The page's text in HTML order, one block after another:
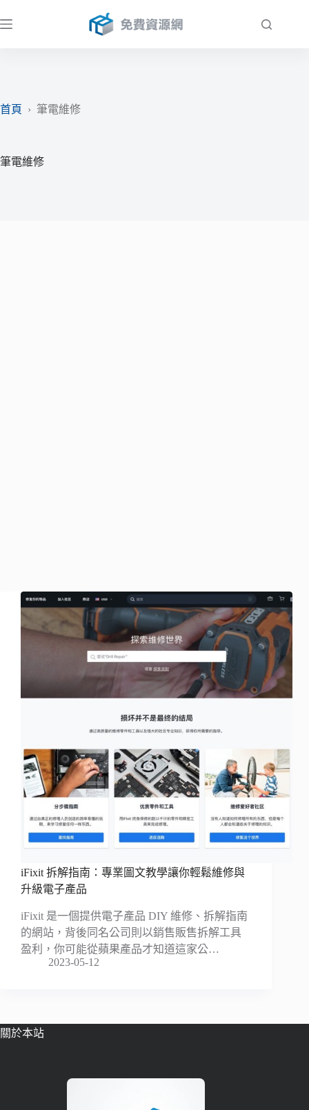
至
首頁
› 筆電維修
筆電維修
iFixit 拆解指南：專業圖文教學讓你輕鬆維修與
升級電子產品
iFixit 是一個提供電子產品 DIY 維修、拆解指南
的網站，背後同名公司則以銷售販售拆解工具
盈利，你可能從蘋果產品才知道這家公…
2023-05-12
關於本站